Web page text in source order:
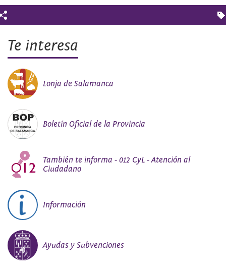
Te interesa
Lonja de Salamanca
Boletín Oficial de la Provincia
También te informa - 012 CyL - Atención al
Ciudadano
Información
Ayudas y Subvenciones